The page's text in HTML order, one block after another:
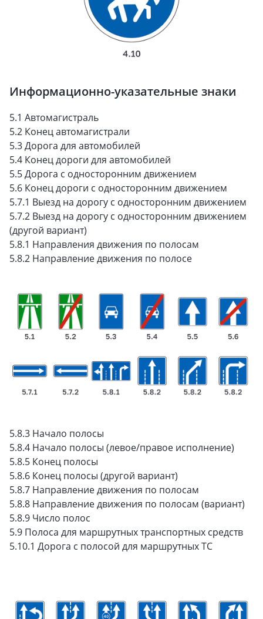
Информационно-указательные знаки
5.1 Автомагистраль
5.2 Конец автомагистрали
5.3 Дорога для автомобилей
5.4 Конец дороги для автомобилей
5.5 Дорога с односторонним движением
5.6 Конец дороги с односторонним движением
5.7.1 Выезд на дорогу с односторонним движением
5.7.2 Выезд на дорогу с односторонним движением
(другой вариант)
5.8.1 Направления движения по полосам
5.8.2 Направление движения по полосе
5.8.3 Начало полосы
5.8.4 Начало полосы (левое/правое исполнение)
5.8.5 Конец полосы
5.8.6 Конец полосы (другой вариант)
5.8.7 Направление движения по полосам
5.8.8 Направление движения по полосам (вариант)
5.8.9 Число полос
5.9 Полоса для маршрутных транспортных средств
5.10.1 Дорога с полосой для маршрутных ТС